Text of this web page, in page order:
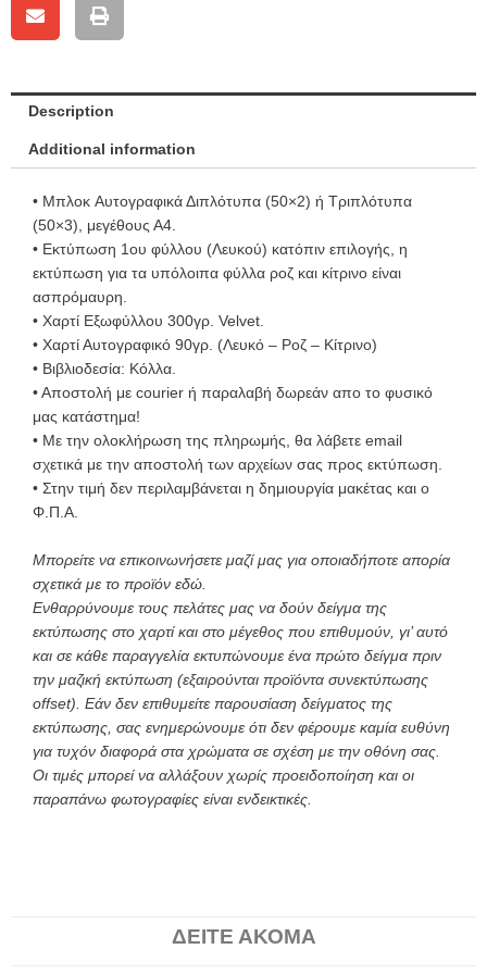
Description
Additional information
• Μπλοκ Aυτογραφικά Διπλότυπα (50×2) ή Τριπλότυπα
(50×3), μεγέθους Α4.
• Εκτύπωση 1ου φύλλου (Λευκού) κατόπιν επιλογής, η
εκτύπωση για τα υπόλοιπα φύλλα ροζ και κίτρινο είναι
ασπρόμαυρη.
• Χαρτί Εξωφύλλου 300γρ. Velvet.
• Χαρτί Αυτογραφικό 90γρ. (Λευκό – Ροζ – Κίτρινο)
• Βιβλιοδεσία: Κόλλα.
• Αποστολή με courier ή παραλαβή δωρεάν απο το φυσικό
μας κατάστημα!
• Με την ολοκλήρωση της πληρωμής, θα λάβετε email
σχετικά με την αποστολή των αρχείων σας προς εκτύπωση.
• Στην τιμή δεν περιλαμβάνεται η δημιουργία μακέτας και ο
Φ.Π.Α.
Μπορείτε να επικοινωνήσετε μαζί μας για οποιαδήποτε απορία
σχετικά με το προϊόν εδώ
Ενθαρρύνουμε τους πελάτες μας να δούν δείγμα της
εκτύπωσης στο χαρτί και στο μέγεθος που επιθυμούν, γι’ αυτό
και σε κάθε παραγγελία εκτυπώνουμε ένα πρώτο δείγμα πριν
την μαζική εκτύπωση (εξαιρούνται προϊόντα συνεκτύπωσης
offset). Εάν δεν επιθυμείτε παρουσίαση δείγματος της
εκτύπωσης, σας ενημερώνουμε ότι δεν φέρουμε καμία ευθύνη
για τυχόν διαφορά στα χρώματα σε σχέση με την οθόνη σας.
Οι τιμές μπορεί να αλλάξουν χωρίς προειδοποίηση και οι
παραπάνω φωτογραφίες είναι ενδεικτικές.
ΔΕΙΤΕ ΑΚΟΜΑ